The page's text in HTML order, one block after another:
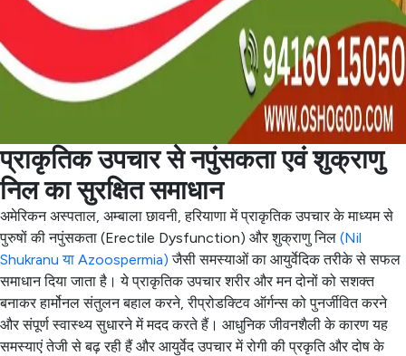
प्राकृतिक उपचार से नपुंसकता एवं शुक्राणु
निल का सुरक्षित समाधान
अमेरिकन अस्पताल, अम्बाला छावनी, हरियाणा में प्राकृतिक उपचार के माध्यम से
पुरुषों की नपुंसकता (Erectile Dysfunction) और शुक्राणु निल (Nil
Shukranu या Azoospermia) जैसी समस्याओं का आयुर्वेदिक तरीके से सफल
समाधान दिया जाता है। ये प्राकृतिक उपचार शरीर और मन दोनों को सशक्त
बनाकर हार्मोनल संतुलन बहाल करने, रीप्रोडक्टिव ऑर्गन्स को पुनर्जीवित करने
और संपूर्ण स्वास्थ्य सुधारने में मदद करते हैं। आधुनिक जीवनशैली के कारण यह
समस्याएं तेजी से बढ़ रही हैं और आयुर्वेद उपचार में रोगी की प्रकृति और दोष के